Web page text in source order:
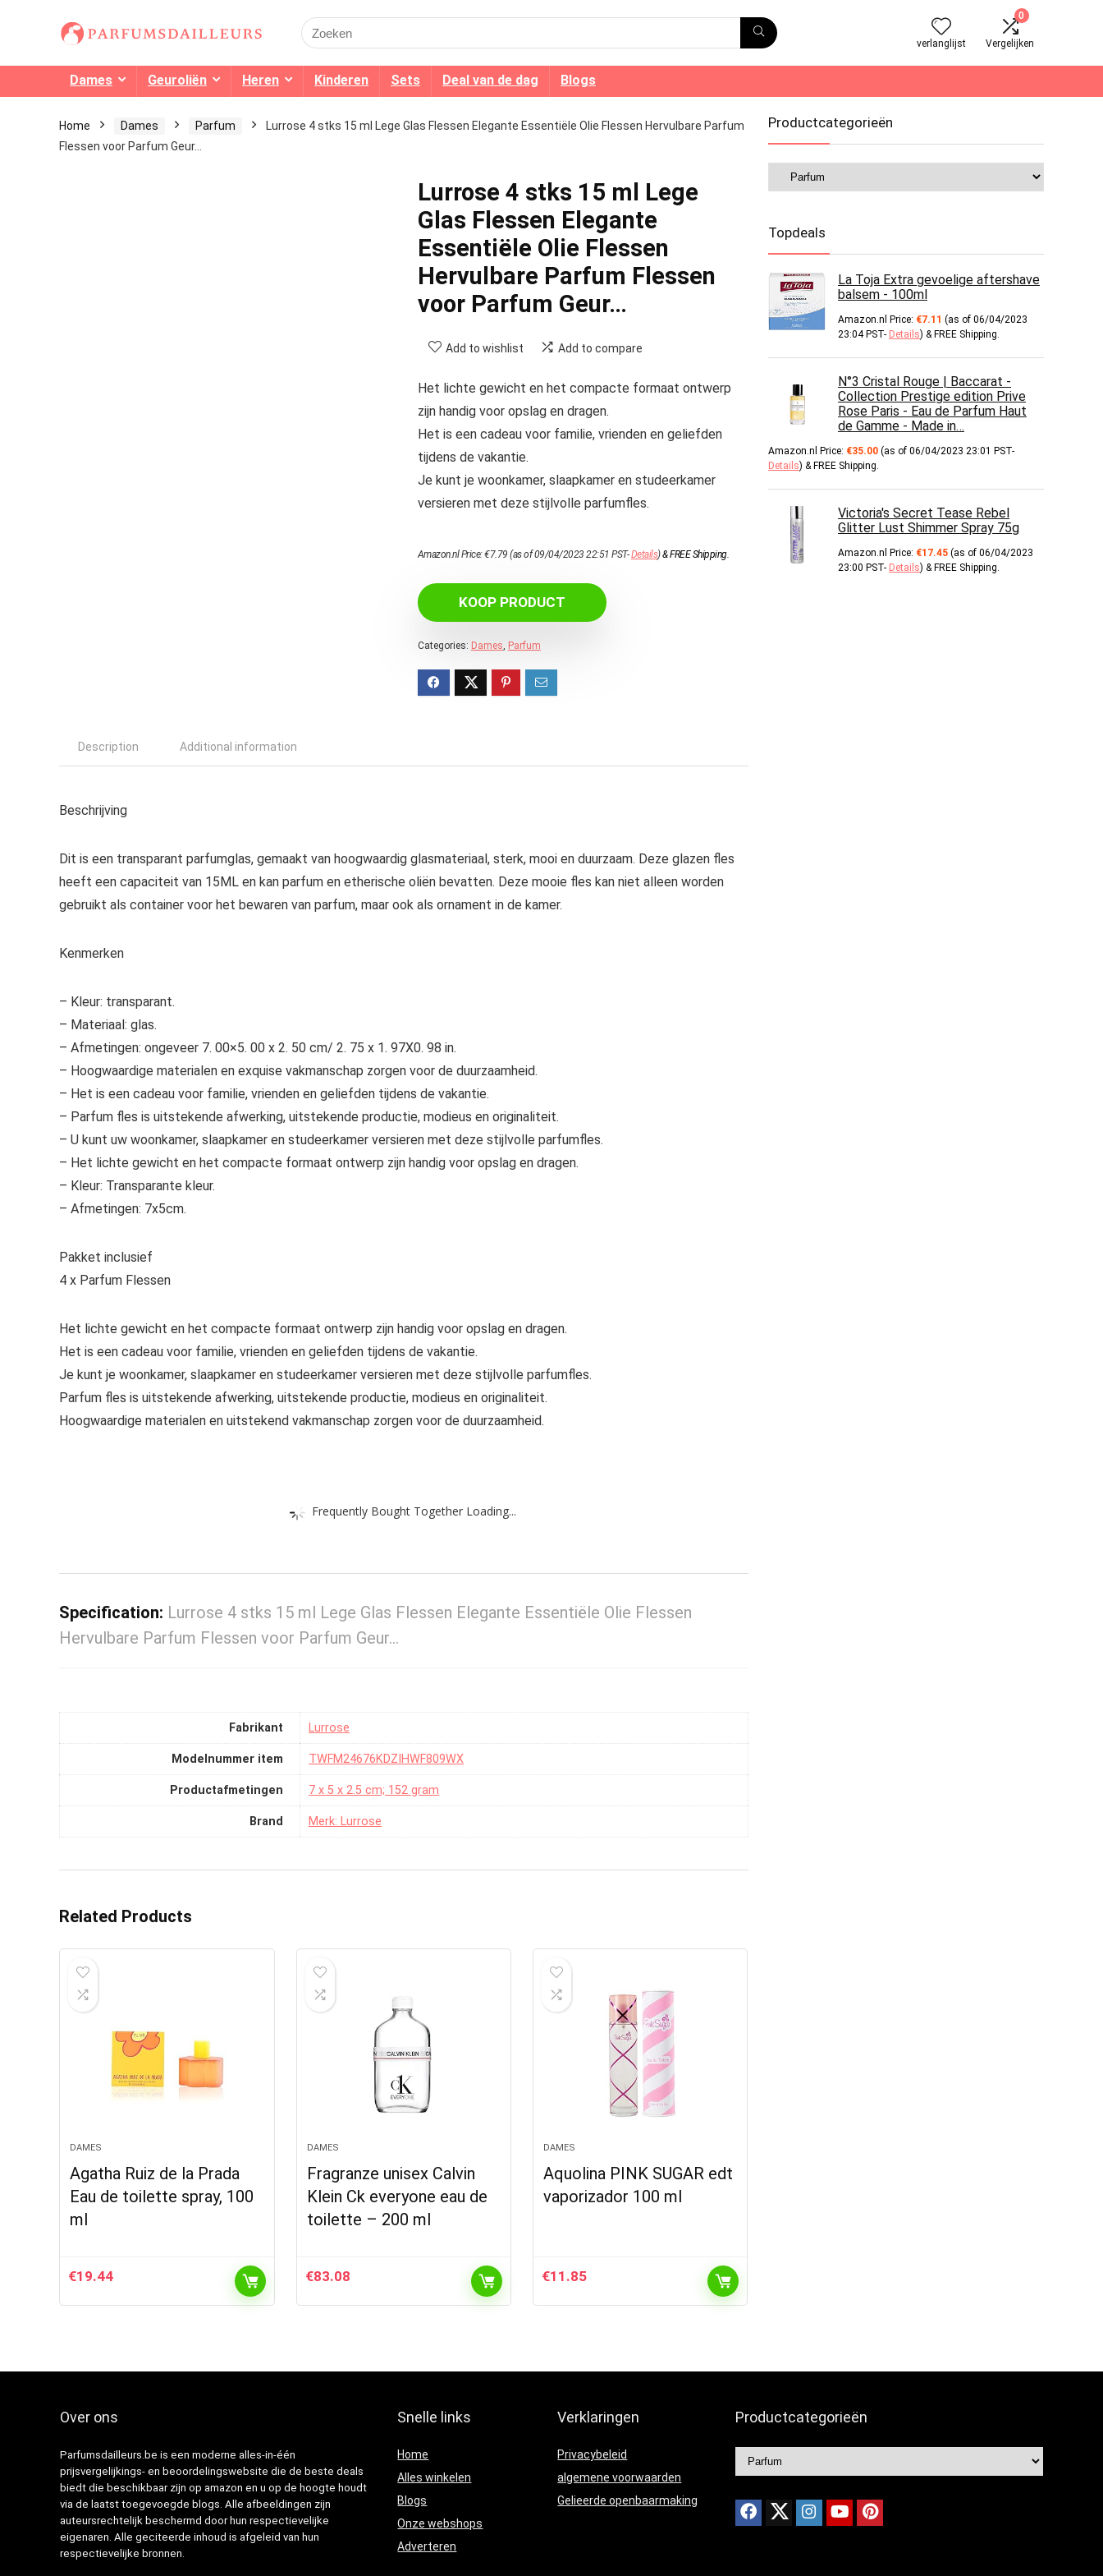
Search
for:
verlanglijst
0
Vergelijken
Dames Geuroliën Heren Kinderen Sets Deal van de dag Blogs
Home Dames Parfum
Lurrose 4 stks 15 ml Lege Glas Flessen Elegante Essentiële Olie Flessen Hervulbare Parfum
Flessen voor Parfum Geur…
Lurrose 4 stks 15 ml Lege
Glas Flessen Elegante
Essentiële Olie Flessen
Hervulbare Parfum Flessen
voor Parfum Geur…
Add to wishlist Add to compare
Het lichte gewicht en het compacte formaat ontwerp
zijn handig voor opslag en dragen.
Het is een cadeau voor familie, vrienden en geliefden
tijdens de vakantie.
Je kunt je woonkamer, slaapkamer en studeerkamer
versieren met deze stijlvolle parfumfles.
Amazon.nl Price:€7.79 (as of 09/04/2023 22:51 PST-Details)&FREE Shipping.
KOOP PRODUCT
Categories: Dames, Parfum
Description Additional information
Beschrijving
Dit is een transparant parfumglas, gemaakt van hoogwaardig glasmateriaal, sterk, mooi en duurzaam. Deze glazen fles
heeft een capaciteit van 15ML en kan parfum en etherische oliën bevatten. Deze mooie fles kan niet alleen worden
gebruikt als container voor het bewaren van parfum, maar ook als ornament in de kamer.
Kenmerken
– Kleur: transparant.
– Materiaal: glas.
– Afmetingen: ongeveer 7. 00×5. 00 x 2. 50 cm/ 2. 75 x 1. 97X0. 98 in.
– Hoogwaardige materialen en exquise vakmanschap zorgen voor de duurzaamheid.
– Het is een cadeau voor familie, vrienden en geliefden tijdens de vakantie.
– Parfum fles is uitstekende afwerking, uitstekende productie, modieus en originaliteit.
– U kunt uw woonkamer, slaapkamer en studeerkamer versieren met deze stijlvolle parfumfles.
– Het lichte gewicht en het compacte formaat ontwerp zijn handig voor opslag en dragen.
– Kleur: Transparante kleur.
– Afmetingen: 7x5cm.
Pakket inclusief
4 x Parfum Flessen
Het lichte gewicht en het compacte formaat ontwerp zijn handig voor opslag en dragen.
Het is een cadeau voor familie, vrienden en geliefden tijdens de vakantie.
Je kunt je woonkamer, slaapkamer en studeerkamer versieren met deze stijlvolle parfumfles.
Parfum fles is uitstekende afwerking, uitstekende productie, modieus en originaliteit.
Hoogwaardige materialen en uitstekend vakmanschap zorgen voor de duurzaamheid.
Frequently Bought Together Loading...
Specification: Lurrose 4 stks 15 ml Lege Glas Flessen Elegante Essentiële Olie Flessen
Hervulbare Parfum Flessen voor Parfum Geur…
Fabrikant ‎Lurrose
Modelnummer item ‎TWFM24676KDZIHWF809WX
Productafmetingen ‎7 x 5 x 2.5 cm; 152 gram
Brand Merk: Lurrose
Related Products
DAMES
Agatha Ruiz de la Prada
Eau de toilette spray, 100
ml
€19.44
DAMES
Fragranze unisex Calvin
Klein Ck everyone eau de
toilette – 200 ml
€83.08
DAMES
Aquolina PINK SUGAR edt
vaporizador 100 ml
€11.85
Productcategorieën
Topdeals
La Toja Extra gevoelige aftershave
balsem - 100ml
Amazon.nl Price: €7.11 (as of 06/04/2023
23:04 PST- Details) & FREE Shipping.
N°3 Cristal Rouge | Baccarat -
Collection Prestige edition Prive
Rose Paris - Eau de Parfum Haut
de Gamme - Made in…
Amazon.nl Price: €35.00 (as of 06/04/2023 23:01 PST-
Details) & FREE Shipping.
Victoria's Secret Tease Rebel
Glitter Lust Shimmer Spray 75g
Amazon.nl Price: €17.45 (as of 06/04/2023
23:00 PST- Details) & FREE Shipping.
Over ons
Parfumsdailleurs.be is een moderne alles-in-één
prijsvergelijkings- en beoordelingswebsite die de beste deals
biedt die beschikbaar zijn op amazon en u op de hoogte houdt
via de laatst toegevoegde blogs. Alle afbeeldingen zijn
auteursrechtelijk beschermd door hun respectievelijke
eigenaren. Alle geciteerde inhoud is afgeleid van hun
respectievelijke bronnen.
Snelle links
Home
Alles winkelen
Blogs
Onze webshops
Adverteren
Verklaringen
Privacybeleid
algemene voorwaarden
Gelieerde openbaarmaking
Productcategorieën